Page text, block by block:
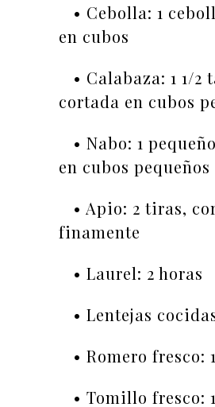
• Cebolla: 1
en cubos
• Calabaza: 1 1/2
cortada en cubos
• Nabo: 1
en cubos pequeños
• Apio: 2 tiras,
finamente
• Laurel: 2 horas
• Lentejas
• Romero fresco:
• Tomillo fresco: